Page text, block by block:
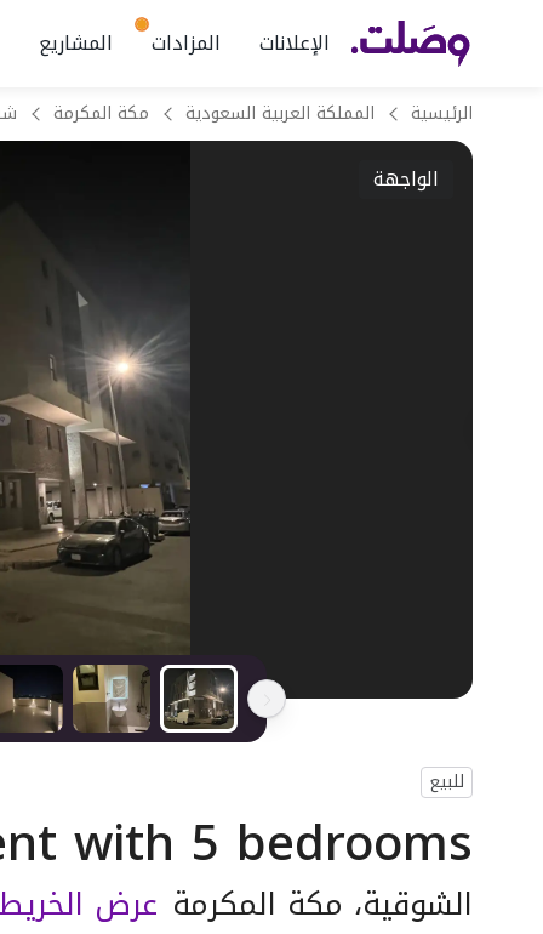
الإعلانات المزادات المشاريع
الرئيسية المملكة العربية السعودية مكة المكرمة
الواجهة
للبيع
with 5 bedrooms
الشوقية، مكة المكرمة عرض